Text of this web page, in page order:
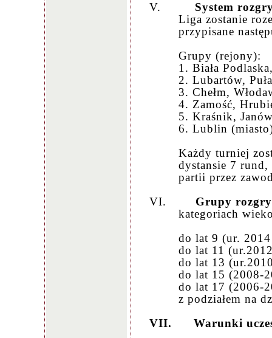
V.
System
Liga zostanie
przypisane
Grupy (rejony):
1. Biała
2. Lubartów,
3. Chełm,
4. Zamość,
5. Kraśnik,
6. Lublin
Każdy turniej
dystansie 7 rund,
partii przez
VI.
Grupy
kategoriach
do lat 9 (ur.
do lat 11
do lat 13
do lat 15 (2008-
do lat 17 (2006-
z podziałem na
VII.
Warunki